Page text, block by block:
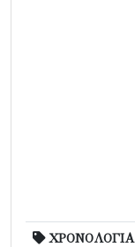
ΧΡΟΝΟΛΟΓΙΑ